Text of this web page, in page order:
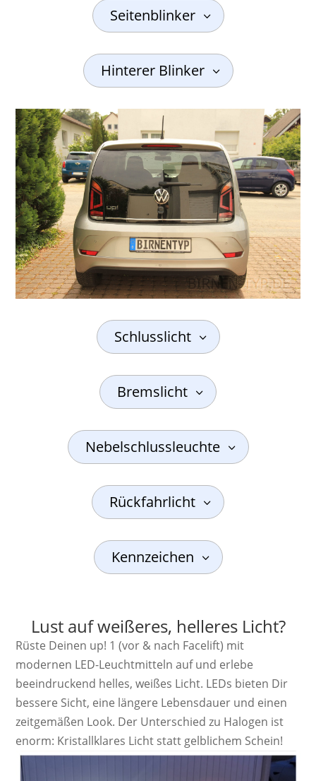
Seitenblinker
Hinterer Blinker
Schlusslicht
Bremslicht
Nebelschlussleuchte
Rückfahrlicht
Kennzeichen
Lust auf weißeres, helleres Licht?
Rüste Deinen up! 1 (vor & nach Facelift) mit
modernen LED-Leuchtmitteln auf und erlebe
beeindruckend helles, weißes Licht. LEDs bieten Dir
bessere Sicht, eine längere Lebensdauer und einen
zeitgemäßen Look. Der Unterschied zu Halogen ist
enorm: Kristallklares Licht statt gelblichem Schein!